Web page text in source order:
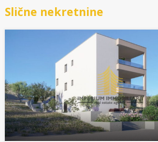
Slične nekretnine